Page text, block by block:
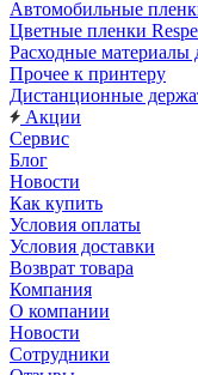
Автомобильные
Цветные пленки
Расходные материалы
Прочее к принтеру
Дистанционные
Акции
Сервис
Блог
Новости
Как купить
Условия оплаты
Условия доставки
Возврат товара
Компания
О компании
Новости
Сотрудники